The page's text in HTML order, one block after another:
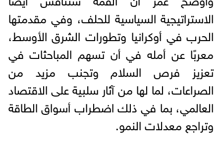
الاستراتيجية السياسية للحلف، وفي مقدمتها
الحرب في أوكرانيا وتطورات الشرق الأوسط،
معربًا عن أمله في أن تسهم المباحثات في
تعزيز فرص السلام وتجنب مزيد من
الصراعات، لما لها من آثار سلبية على الاقتصاد
العالمي، بما في ذلك اضطراب أسواق الطاقة
وتراجع معدلات النمو.